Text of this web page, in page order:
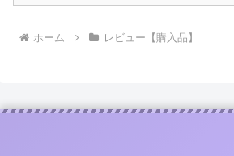
ホーム レビュー【購入品】